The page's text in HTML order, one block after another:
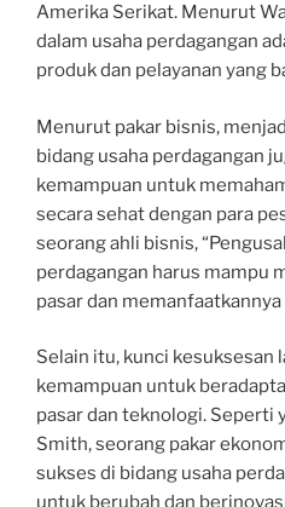
Amerika Serikat. Menurut
dalam usaha perdagangan
produk dan pelayanan yang
Menurut pakar bisnis,
bidang usaha perdagangan
kemampuan untuk
secara sehat dengan para
seorang ahli bisnis,
perdagangan harus mampu
pasar dan memanfaatkannya
Selain itu, kunci kesuksesan
kemampuan untuk
pasar dan teknologi. Seperti
Smith, seorang pakar
sukses di bidang usaha
untuk berubah dan